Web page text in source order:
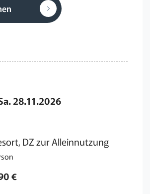
28.11.2026
DZ zur Alleinnutzung
€